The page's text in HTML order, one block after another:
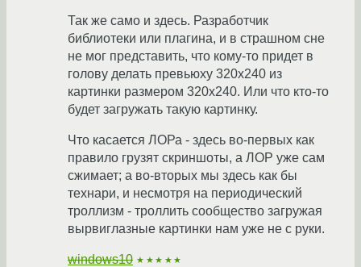
Так же само и здесь. Разработчик
библиотеки или плагина, и в страшном сне
не мог представить, что кому-то придет в
голову делать превьюху 320х240 из
картинки размером 320х240. Или что кто-то
будет загружать такую картинку.
Что касается ЛОРа - здесь во-первых как
правило грузят скриншоты, а ЛОР уже сам
сжимает; а во-вторых мы здесь как бы
технари, и несмотря на периодический
троллизм - троллить сообщество загружая
вырвиглазные картинки нам уже не с руки.
windows10 ★★★★★